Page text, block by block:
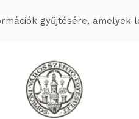
gyűjtésére, amelyek